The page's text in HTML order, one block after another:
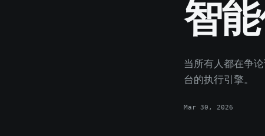
智
当所有人都在争论该选
台的执行引擎。
Mar 30, 2026